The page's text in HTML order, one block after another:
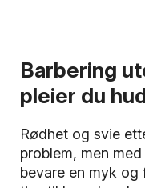
Barbering
pleier du
Rødhet og svie
problem, men
bevare en myk og